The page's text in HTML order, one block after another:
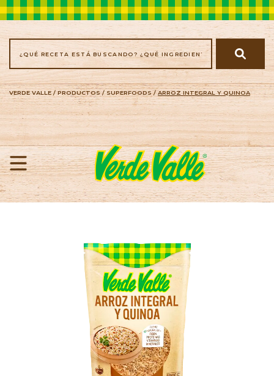
VERDE VALLE/ PRODUCTOS/SUPERFOODS/ARROZ INTEGRAL Y QUINOA